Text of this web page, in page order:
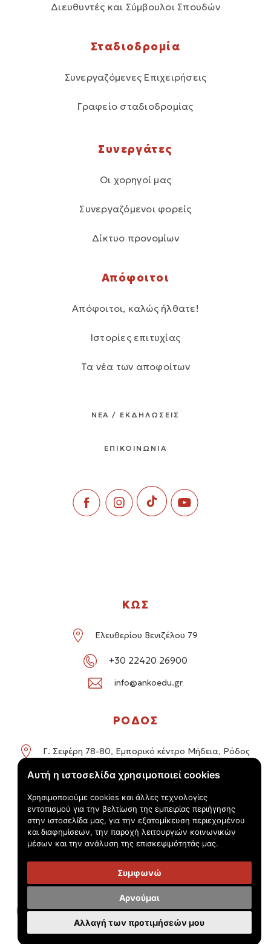
Αυτή η ιστοσελίδα χρησιμοποιεί cookies
Χρησιμοποιούμε cookies και άλλες τεχνολογίες
εντοπισμού για την βελτίωση της εμπειρίας περιήγησης
στην ιστοσελίδα μας, για την εξατομίκευση περιεχομένου
και διαφημίσεων, την παροχή λειτουργιών κοινωνικών
μέσων και την ανάλυση της επισκεψιμότητάς μας.
Συμφωνώ
Αρνούμαι
Αλλαγή των προτιμήσεών μου
Διευθυντές και Σύμβουλοι Σπουδών
Σταδιοδρομία
Συνεργαζόμενες Επιχειρήσεις
Γραφείο σταδιοδρομίας
Συνεργάτες
Οι χορηγοί μας
Συνεργαζόμενοι φορείς
Δίκτυο προνομίων
Απόφοιτοι
Απόφοιτοι, καλώς ήλθατε!
Ιστορίες επιτυχίας
Τα νέα των αποφοίτων
ΝΕΑ / ΕΚΔΗΛΩΣΕΙΣ
ΕΠΙΚΟΙΝΩΝΙΑ
ΚΩΣ
Ελευθερίου Βενιζέλου 79
+30 22420 26900
info@ankoedu.gr
ΡΟΔΟΣ
Γ. Σεφέρη 78-80, Εμπορικό κέντρο Μήδεια, Ρόδος
+30 22414 01016 / +30 22410 62488
info@ankoedu.gr
© Τουριστικός Εκπαιδευτικός Όμιλος Anko 2026 -
Προστασίας Προσωπικών Δεδομένων - 'Όροι χρήσης
Handcrafted byRadial